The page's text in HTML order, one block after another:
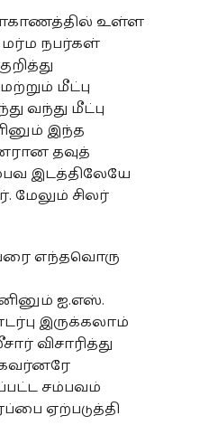
உள்ள
நபர்கள்
மீட்பு
வந்து மீட்பு
இந்த
தவுத்
இடத்திலேயே
மேலும் சிலர்
எந்தவொரு
ஐ.எஸ்.
இருக்கலாம்
விசாரித்து
சம்பவம்
ஏற்படுத்தி